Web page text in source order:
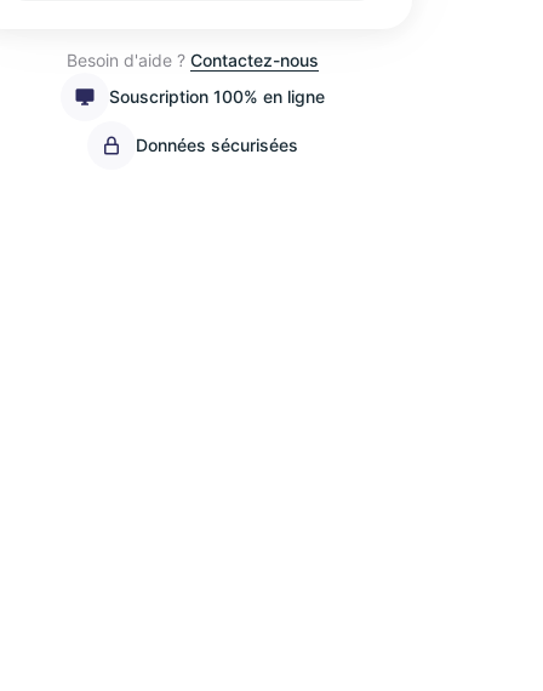
Besoin d'aide ? Contactez-nous
Souscription 100% en ligne
Données sécurisées